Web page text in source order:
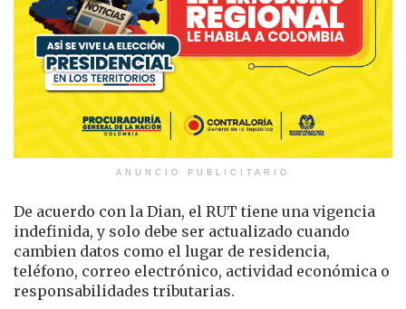
ANUNCIO PUBLICITARIO
De acuerdo con la Dian, el RUT tiene una vigencia
indefinida, y solo debe ser actualizado cuando
cambien datos como el lugar de residencia,
teléfono, correo electrónico, actividad económica o
responsabilidades tributarias.